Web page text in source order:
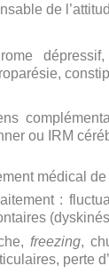
de
dépressif,
ou IRM
médical
:
freezing,
perte